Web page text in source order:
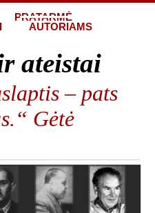
PRATARMĖ
AUTORIAMS
ateistai
– pats
Gėtė